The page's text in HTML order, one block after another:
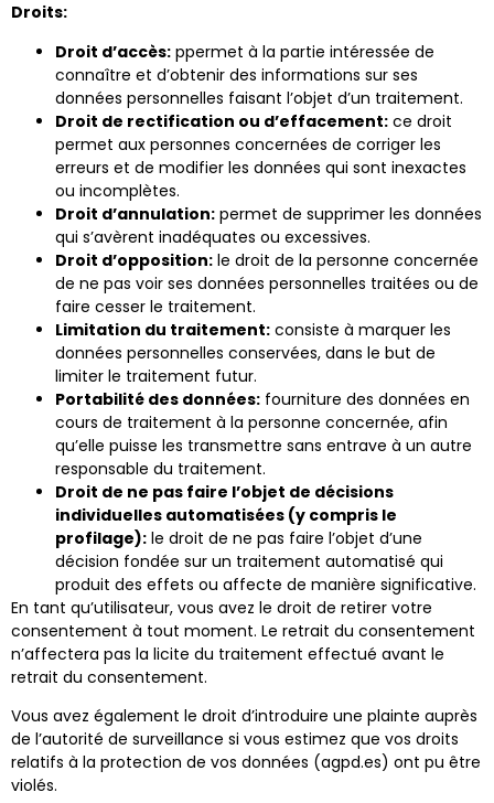
Droits:
Droit d’accès: ppermet à la partie intéressée de
connaître et d’obtenir des informations sur ses
données personnelles faisant l’objet d’un traitement.
Droit de rectification ou d’effacement: ce droit
permet aux personnes concernées de corriger les
erreurs et de modifier les données qui sont inexactes
ou incomplètes.
Droit d’annulation: permet de supprimer les données
qui s’avèrent inadéquates ou excessives.
Droit d’opposition: le droit de la personne concernée
de ne pas voir ses données personnelles traitées ou de
faire cesser le traitement.
Limitation du traitement: consiste à marquer les
données personnelles conservées, dans le but de
limiter le traitement futur.
Portabilité des données: fourniture des données en
cours de traitement à la personne concernée, afin
qu’elle puisse les transmettre sans entrave à un autre
responsable du traitement.
Droit de ne pas faire l’objet de décisions
individuelles automatisées (y compris le
profilage): le droit de ne pas faire l’objet d’une
décision fondée sur un traitement automatisé qui
produit des effets ou affecte de manière significative.
En tant qu’utilisateur, vous avez le droit de retirer votre
consentement à tout moment. Le retrait du consentement
n’affectera pas la licite du traitement effectué avant le
retrait du consentement.
Vous avez également le droit d’introduire une plainte auprès
de l’autorité de surveillance si vous estimez que vos droits
relatifs à la protection de vos données (agpd.es) ont pu être
violés.